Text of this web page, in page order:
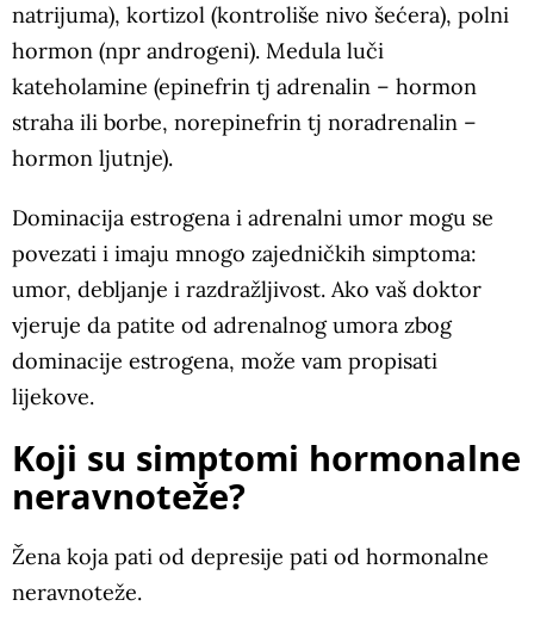
natrijuma), kortizol (kontroliše nivo šećera), polni
hormon (npr androgeni). Medula luči
kateholamine (epinefrin tj adrenalin – hormon
straha ili borbe, norepinefrin tj noradrenalin –
hormon ljutnje).
Dominacija estrogena i adrenalni umor mogu se
povezati i imaju mnogo zajedničkih simptoma:
umor, debljanje i razdražljivost. Ako vaš doktor
vjeruje da patite od adrenalnog umora zbog
dominacije estrogena, može vam propisati
lijekove.
Koji su simptomi hormonalne
neravnoteže?
Žena koja pati od depresije pati od hormonalne
neravnoteže.